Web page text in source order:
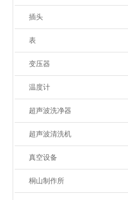
插头
表
变压器
温度计
超声波洗净器
超声波清洗机
真空设备
桐山制作所